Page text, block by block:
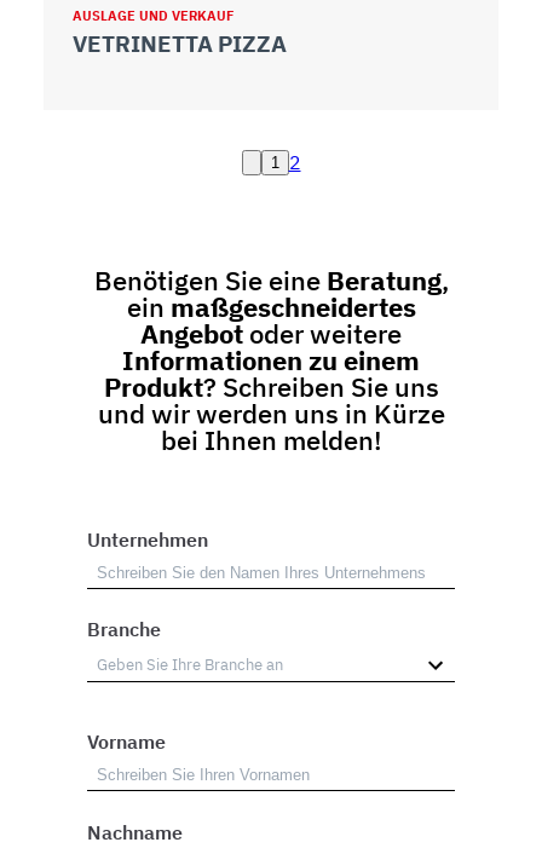
AUSLAGE UND VERKAUF
VETRINETTA PIZZA
1 2
Benötigen Sie eine Beratung,
ein maßgeschneidertes
Angebot oder weitere
Informationen zu einem
Produkt? Schreiben Sie uns
und wir werden uns in Kürze
bei Ihnen melden!
Unternehmen
Branche
Vorname
Nachname